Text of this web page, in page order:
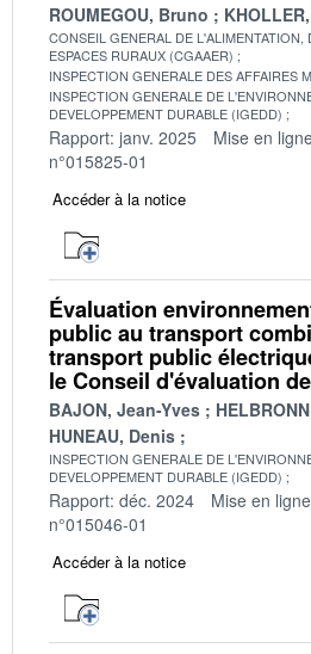
ROUMEGOU, Bruno
CONSEIL GENERAL DE
ESPACES RURAUX (CGAAER)
INSPECTION GENERALE DES AFFAIRES
INSPECTION GENERALE DE
DEVELOPPEMENT DURABLE (IGEDD)
Rapport: janv. 2025 Mise en
n°015825-01
Accéder à la notice
Évaluation
public au transport
transport public
le Conseil d'évaluation
BAJON, Jean-Yves
HUNEAU, Denis
INSPECTION GENERALE DE
DEVELOPPEMENT DURABLE (IGEDD)
Rapport: déc. 2024 Mise en
n°015046-01
Accéder à la notice